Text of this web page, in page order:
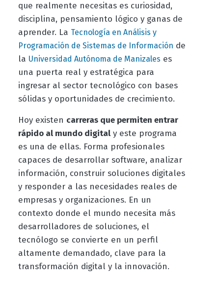
que realmente necesitas es curiosidad,
disciplina, pensamiento lógico y ganas de
aprender. La Tecnología en Análisis y
Programación de Sistemas de Información de
la Universidad Autónoma de Manizales es
una puerta real y estratégica para
ingresar al sector tecnológico con bases
sólidas y oportunidades de crecimiento.
Hoy existen carreras que permiten entrar
rápido al mundo digitaly este programa
es una de ellas. Forma profesionales
capaces de desarrollar software, analizar
información, construir soluciones digitales
y responder a las necesidades reales de
empresas y organizaciones. En un
contexto donde el mundo necesita más
desarrolladores de soluciones, el
tecnólogo se convierte en un perfil
altamente demandado, clave para la
transformación digital y la innovación.